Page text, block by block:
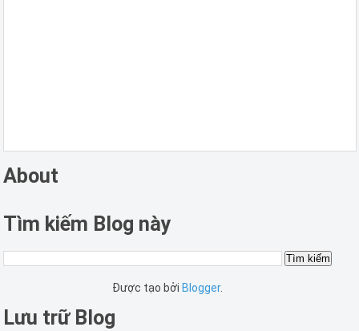
About
Tìm kiếm Blog này
Được tạo bởi Blogger.
Lưu trữ Blog